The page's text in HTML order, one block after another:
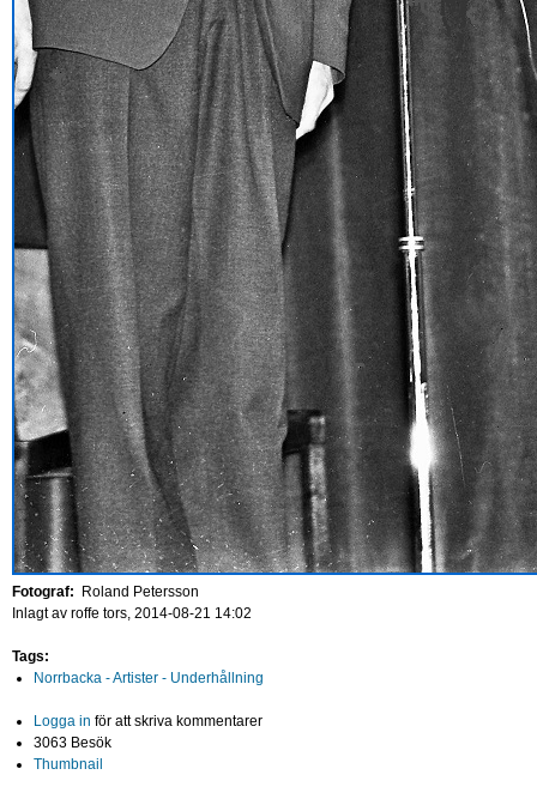
Fotograf:
Roland Petersson
Inlagt av roffe tors, 2014-08-21 14:02
Tags:
Norrbacka - Artister - Underhållning
Logga in för att skriva kommentarer
3063 Besök
Thumbnail